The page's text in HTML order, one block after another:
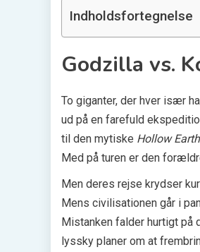
Indholdsfortegnelse
Godzilla vs.
To giganter, der hver især
ud på en farefuld
til den mytiske Hollow Earth
Med på turen er den
Men deres rejse krydser
Mens civilisationen går i
Mistanken falder hurtigt på
lyssky planer om at